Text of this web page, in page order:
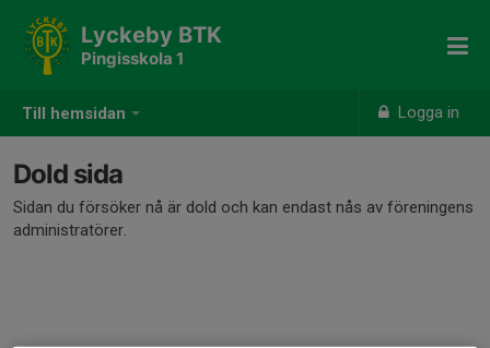
Till hemsidan Logga in
Lyckeby BTK
Pingisskola 1
Dold sida
Sidan du försöker nå är dold och kan endast nås av föreningens
administratörer.